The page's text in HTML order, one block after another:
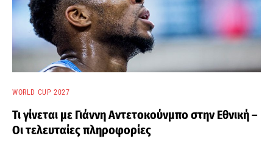
WORLD CUP 2027
Τι γίνεται με Γιάννη Αντετοκούνμπο στην Εθνική –
Οι τελευταίες πληροφορίες